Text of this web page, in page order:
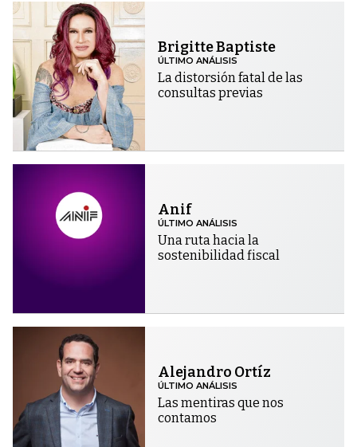
Brigitte Baptiste
ÚLTIMO ANÁLISIS
La distorsión fatal de las
consultas previas
Anif
ÚLTIMO ANÁLISIS
Una ruta hacia la
sostenibilidad fiscal
Alejandro Ortíz
ÚLTIMO ANÁLISIS
Las mentiras que nos
contamos